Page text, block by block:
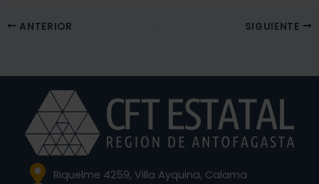
ANTERIOR SIGUIENTE
Riquelme 4259, Villa Ayquina, Calama